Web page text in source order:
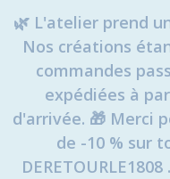
🌿 L'atelier prend
Nos créations
commandes
expédiées à
d'arrivée. 🎁 Merci
de -10 % sur